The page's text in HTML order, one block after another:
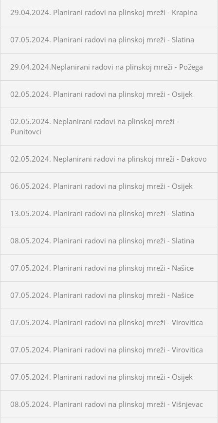
29.04.2024. Planirani radovi na plinskoj mreži - Krapina
07.05.2024. Planirani radovi na plinskoj mreži - Slatina
29.04.2024.Neplanirani radovi na plinskoj mreži - Požega
02.05.2024. Planirani radovi na plinskoj mreži - Osijek
02.05.2024. Neplanirani radovi na plinskoj mreži -
Punitovci
02.05.2024. Neplanirani radovi na plinskoj mreži - Đakovo
06.05.2024. Planirani radovi na plinskoj mreži - Osijek
13.05.2024. Planirani radovi na plinskoj mreži - Slatina
08.05.2024. Planirani radovi na plinskoj mreži - Slatina
07.05.2024. Planirani radovi na plinskoj mreži - Našice
07.05.2024. Planirani radovi na plinskoj mreži - Našice
07.05.2024. Planirani radovi na plinskoj mreži - Virovitica
07.05.2024. Planirani radovi na plinskoj mreži - Virovitica
07.05.2024. Planirani radovi na plinskoj mreži - Osijek
08.05.2024. Planirani radovi na plinskoj mreži - Višnjevac